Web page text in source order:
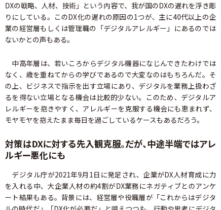
DXの戦略、人材、技術」という内容で、我が国のDXの遅れを浮き彫
りにしている。このDX化の遅れの原因の1つが、主に40代以上の企
業の経営層もしくは管理職の「デジタルアレルギー」にあるのでは
ないかとの声もある。
中高年層は、若いころからデジタル機器になじんできたわけでは
なく、歳を重ねてからの学びであるので大変なのはもちろんだ。そ
の上、ビジネスで指示を出す立場にあり、デジタルを業務上扱わざ
るを得ない立場となる機会は比較的少ない。このため、デジタルア
レルギーを抱きやすく、アレルギーを克服する機会にも恵まれず、
モヤモヤを抱えたまま毎日を過ごしているケースもあるだろう。
対策はDXに対する先入観克服。だが、中途半端ではアレ
ルギー悪化にも
デジタル庁が2021年9月1日に発足され、企業がDX人材育成に力
を入れる中、大企業人材の約4割がDX業務にネガティブとのアンケ
ート結果もある。背景には、経営層や役職層が「これからはデジタ